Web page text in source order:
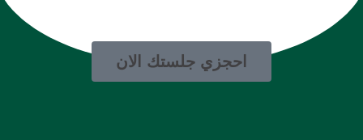
احجزي جلستك الان